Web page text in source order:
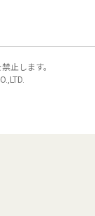
止します。